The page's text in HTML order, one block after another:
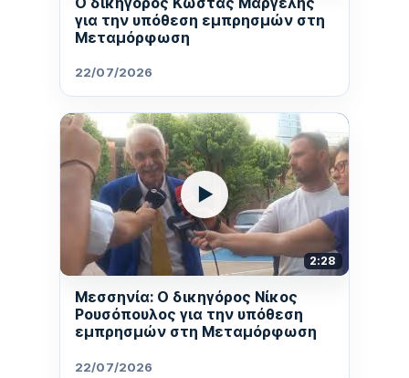
για την υπόθεση εμπρησμών στη
Μεταμόρφωση
22/07/2026
▶
2:28
Μεσσηνία: Ο δικηγόρος Νίκος
Ρουσόπουλος για την υπόθεση
εμπρησμών στη Μεταμόρφωση
22/07/2026